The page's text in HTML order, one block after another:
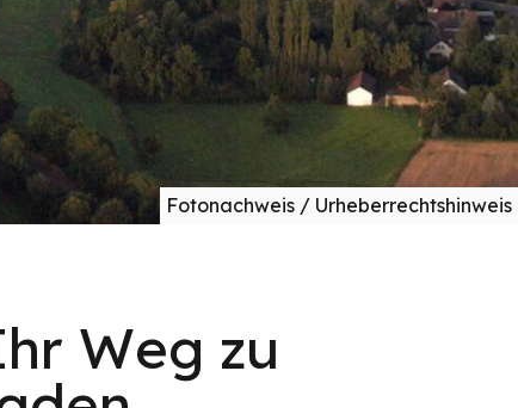
Fotonachweis / Urheberrechtshinweis
Weg zu